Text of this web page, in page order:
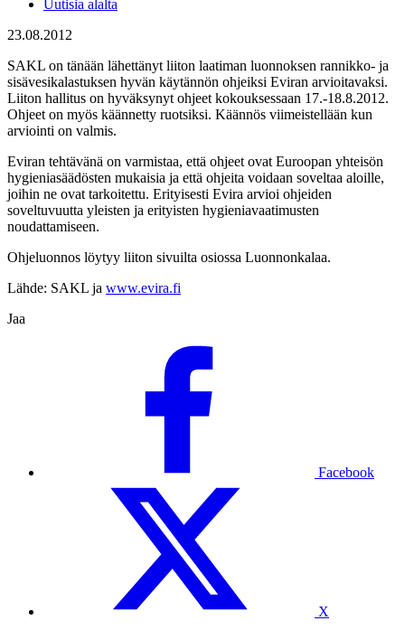
Uutisia alalta
23.08.2012
SAKL on tänään lähettänyt liiton laatiman luonnoksen rannikko- ja
sisävesikalastuksen hyvän käytännön ohjeiksi Eviran arvioitavaksi.
Liiton hallitus on hyväksynyt ohjeet kokouksessaan 17.-18.8.2012.
Ohjeet on myös käännetty ruotsiksi. Käännös viimeistellään kun
arviointi on valmis.
Eviran tehtävänä on varmistaa, että ohjeet ovat Euroopan yhteisön
hygieniasäädösten mukaisia ja että ohjeita voidaan soveltaa aloille,
joihin ne ovat tarkoitettu. Erityisesti Evira arvioi ohjeiden
soveltuvuutta yleisten ja erityisten hygieniavaatimusten
noudattamiseen.
Ohjeluonnos löytyy liiton sivuilta osiossa Luonnonkalaa.
Lähde: SAKL ja www.evira.fi
Jaa
Facebook
X